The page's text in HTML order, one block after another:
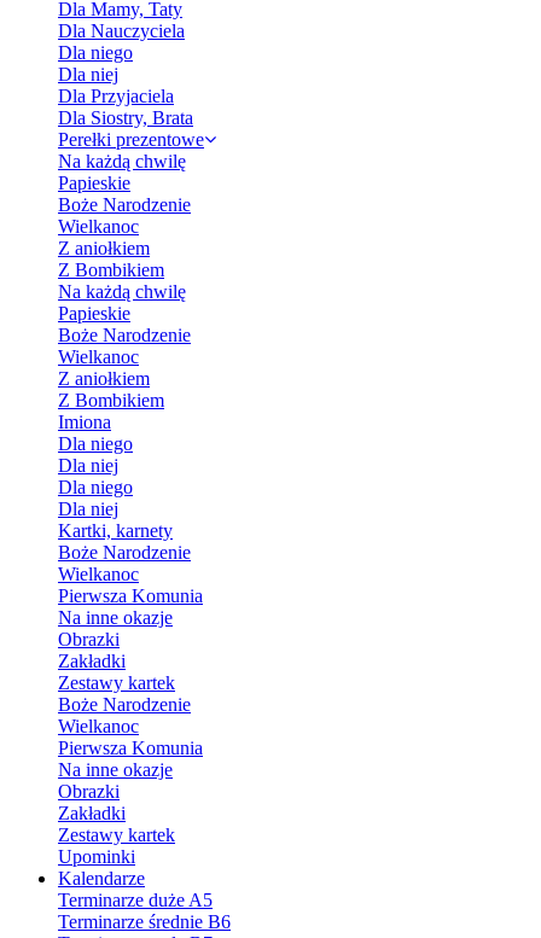
Dla Mamy, Taty
Dla Nauczyciela
Dla niego
Dla niej
Dla Przyjaciela
Dla Siostry, Brata
Perełki prezentowe
Na każdą chwilę
Papieskie
Boże Narodzenie
Wielkanoc
Z aniołkiem
Z Bombikiem
Na każdą chwilę
Papieskie
Boże Narodzenie
Wielkanoc
Z aniołkiem
Z Bombikiem
Imiona
Dla niego
Dla niej
Dla niego
Dla niej
Kartki, karnety
Boże Narodzenie
Wielkanoc
Pierwsza Komunia
Na inne okazje
Obrazki
Zakładki
Zestawy kartek
Boże Narodzenie
Wielkanoc
Pierwsza Komunia
Na inne okazje
Obrazki
Zakładki
Zestawy kartek
Upominki
Kalendarze
Terminarze duże A5
Terminarze średnie B6